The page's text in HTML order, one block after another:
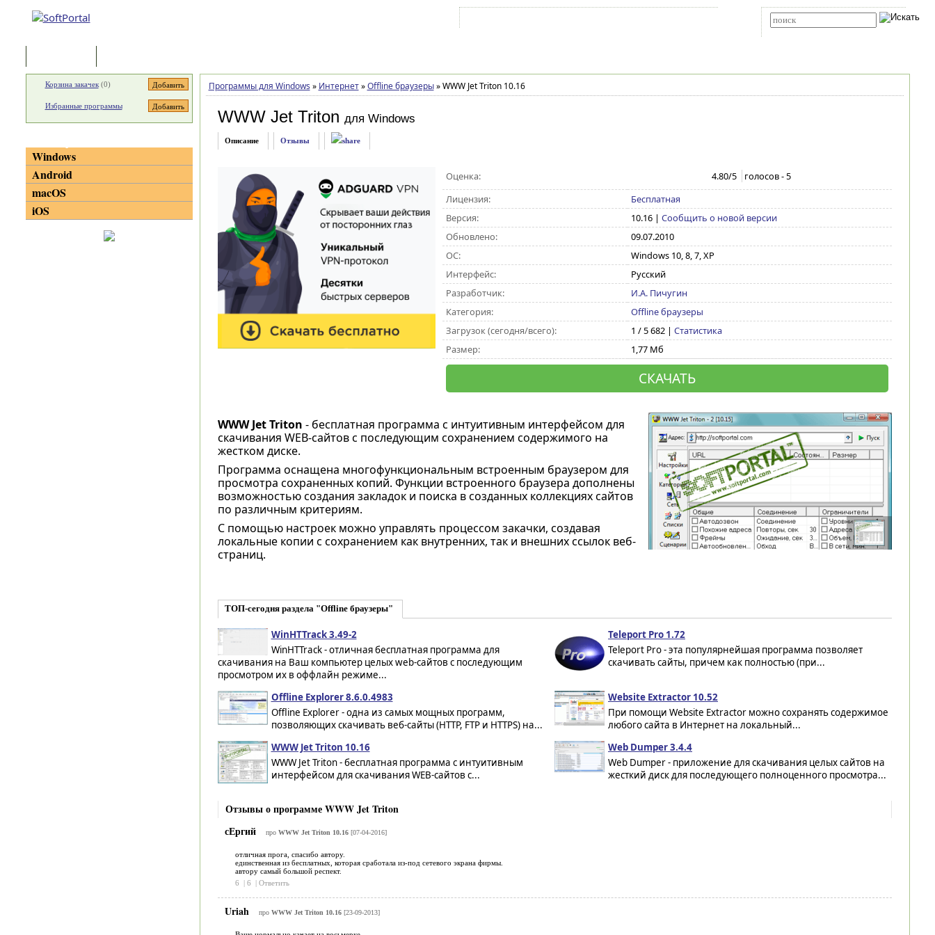
Программы для Windows » Интернет » Offline браузеры »WWW Jet Triton 10.16
WWW Jet Triton для Windows
Описание Отзывы
Оценка: 4.80/5 голосов -5
Лицензия:
Бесплатная
Версия:
10.16| Сообщить о новой версии
Обновлено:
09.07.2010
ОС:
Windows 10, 8, 7, XP
Интерфейс:
Русский
Разработчик:
И.А. Пичугин
Категория:
Offline браузеры
Загрузок (сегодня/всего):
1 / 5 682 | Статистика
Размер:
1,77 Мб
СКАЧАТЬ
WWW Jet Triton - бесплатная программа с интуитивным интерфейсом для
скачивания WEB-сайтов с последующим сохранением содержимого на
жестком диске.
Программа оснащена многофункциональным встроенным браузером для
просмотра сохраненных копий. Функции встроенного браузера дополнены
возможностью создания закладок и поиска в созданных коллекциях сайтов
по различным критериям.
С помощью настроек можно управлять процессом закачки, создавая
локальные копии с сохранением как внутренних, так и внешних ссылок веб-
страниц.
ТОП-сегодня раздела "Offline браузеры"
WinHTTrack 3.49-2
WinHTTrack - отличная бесплатная программа для
скачивания на Ваш компьютер целых web-сайтов с последующим
просмотром их в оффлайн режиме...
Teleport Pro 1.72
Teleport Pro - эта популярнейшая программа позволяет
скачивать сайты, причем как полностью (при...
Offline Explorer 8.6.0.4983
Offline Explorer - одна из самых мощных программ,
позволяющих скачивать веб-сайты (HTTP, FTP и HTTPS) на...
Website Extractor 10.52
При помощи Website Extractor можно сохранять содержимое
любого сайта в Интернет на локальный...
WWW Jet Triton 10.16
WWW Jet Triton - бесплатная программа с интуитивным
интерфейсом для скачивания WEB-сайтов с...
Web Dumper 3.4.4
Web Dumper - приложение для скачивания целых сайтов на
жесткий диск для последующего полноценного просмотра...
Отзывы о программе WWW Jet Triton
сЕргий
про WWW Jet Triton 10.16[07-04-2016]
отличная прога, спасибо автору.
единственная из бесплатных, которая сработала из-под сетевого экрана фирмы.
автору самый большой респект.
6
| 6 | Ответить
Uriah про WWW Jet Triton 10.16[23-09-2013]
Корзина закачек(0)
Избранные программы
Windows
Android
macOS
iOS